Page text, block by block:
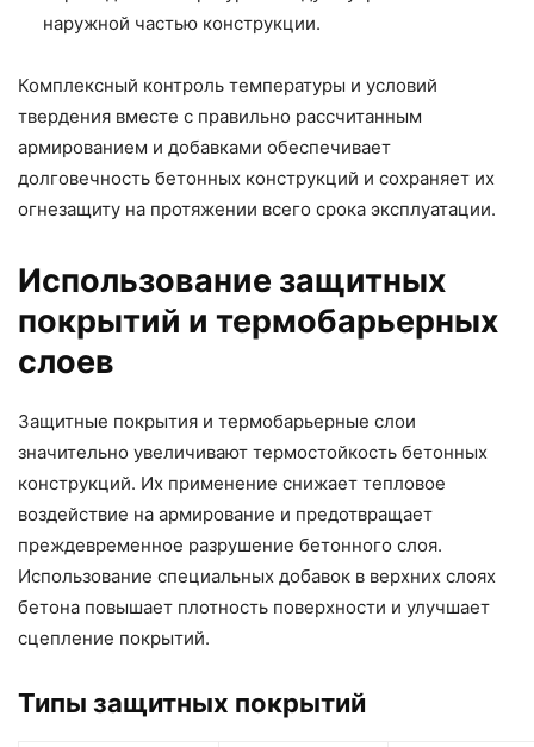
наружной частью конструкции.
Комплексный контроль температуры и условий
твердения вместе с правильно рассчитанным
армированием и добавками обеспечивает
долговечность бетонных конструкций и сохраняет их
огнезащиту на протяжении всего срока эксплуатации.
Использование защитных
покрытий и термобарьерных
слоев
Защитные покрытия и термобарьерные слои
значительно увеличивают термостойкость бетонных
конструкций. Их применение снижает тепловое
воздействие на армирование и предотвращает
преждевременное разрушение бетонного слоя.
Использование специальных добавок в верхних слоях
бетона повышает плотность поверхности и улучшает
сцепление покрытий.
Типы защитных покрытий